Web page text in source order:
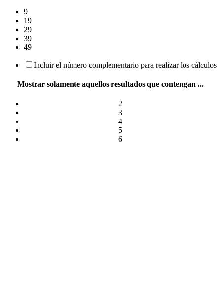
9
19
29
39
49
Incluir el número complementario para realizar los cálculos
Mostrar solamente aquellos resultados que contengan ...
2
3
4
5
6